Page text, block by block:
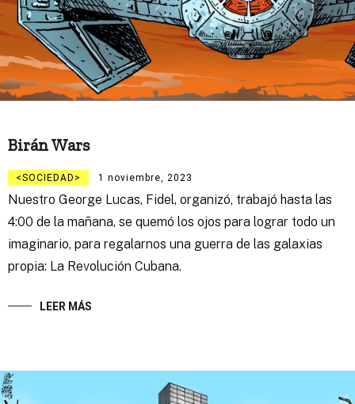
Birán Wars
SOCIEDAD 1 noviembre, 2023
Nuestro George Lucas, Fidel, organizó, trabajó hasta las
4:00 de la mañana, se quemó los ojos para lograr todo un
imaginario, para regalarnos una guerra de las galaxias
propia: La Revolución Cubana.
LEER MÁS